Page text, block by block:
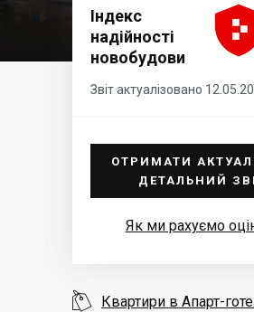
Індекс
надійності
новобудови
Звіт актуалізовано
ОТРИМАТИ
ДЕТАЛЬНИЙ
Як ми рахуємо
 Квартири в Апарт-